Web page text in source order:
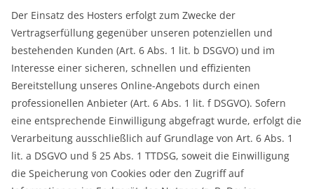
Der Einsatz des Hosters erfolgt zum Zwecke der
Vertragserfüllung gegenüber unseren potenziellen und
bestehenden Kunden (Art. 6 Abs. 1 lit. b DSGVO) und im
Interesse einer sicheren, schnellen und effizienten
Bereitstellung unseres Online-Angebots durch einen
professionellen Anbieter (Art. 6 Abs. 1 lit. f DSGVO). Sofern
eine entsprechende Einwilligung abgefragt wurde, erfolgt die
Verarbeitung ausschließlich auf Grundlage von Art. 6 Abs. 1
lit. a DSGVO und § 25 Abs. 1 TTDSG, soweit die Einwilligung
die Speicherung von Cookies oder den Zugriff auf